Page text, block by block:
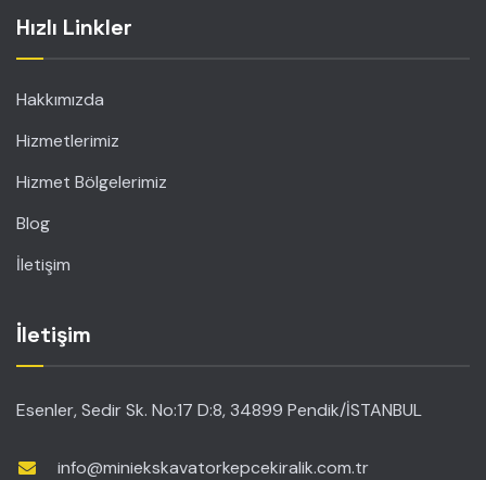
Hızlı Linkler
Hakkımızda
Hizmetlerimiz
Hizmet Bölgelerimiz
Blog
İletişim
İletişim
Esenler, Sedir Sk. No:17 D:8, 34899 Pendik/İSTANBUL
info@miniekskavatorkepcekiralik.com.tr